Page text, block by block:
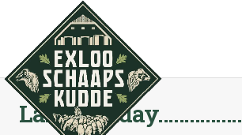
Lazy Sunday…………….